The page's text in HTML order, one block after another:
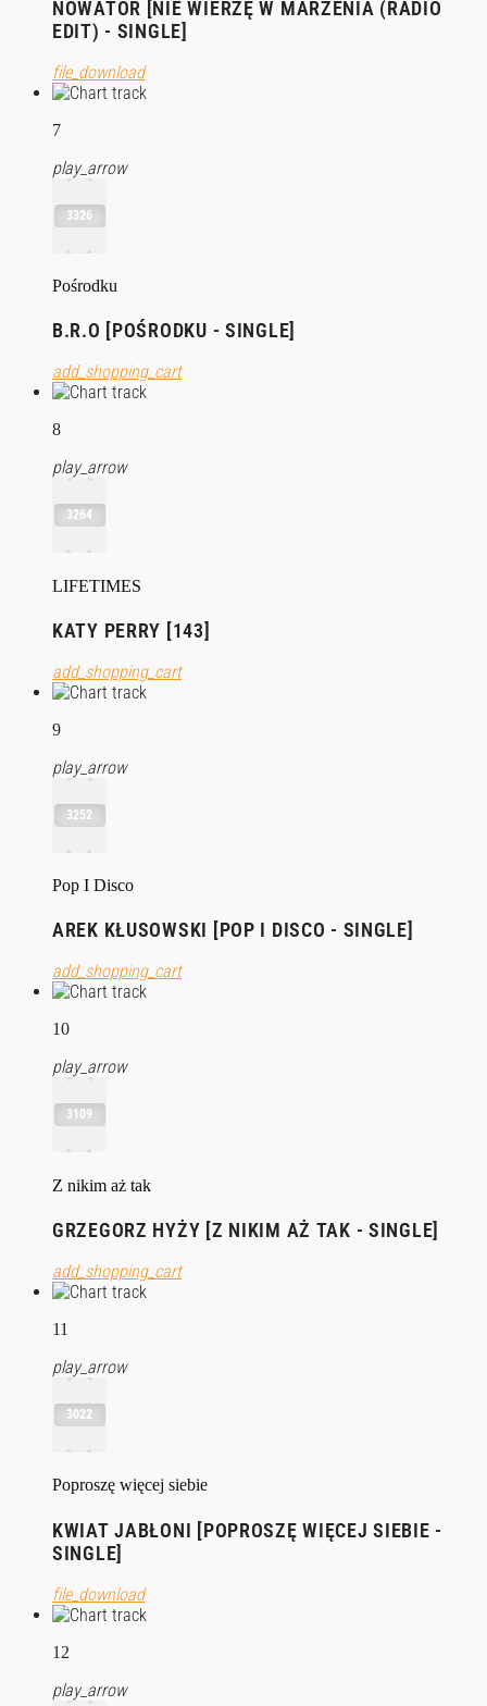
NOWATOR [NIE WIERZĘ W MARZENIA (RADIO
EDIT) - SINGLE]
file_download
7
play_arrow
3326
Pośrodku
B.R.O [POŚRODKU - SINGLE]
add_shopping_cart
8
play_arrow
3264
LIFETIMES
KATY PERRY [143]
add_shopping_cart
9
play_arrow
3252
Pop I Disco
AREK KŁUSOWSKI [POP I DISCO - SINGLE]
add_shopping_cart
10
play_arrow
3109
Z nikim aż tak
GRZEGORZ HYŻY [Z NIKIM AŻ TAK - SINGLE]
add_shopping_cart
11
play_arrow
3022
Poproszę więcej siebie
KWIAT JABŁONI [POPROSZĘ WIĘCEJ SIEBIE -
SINGLE]
file_download
12
play_arrow